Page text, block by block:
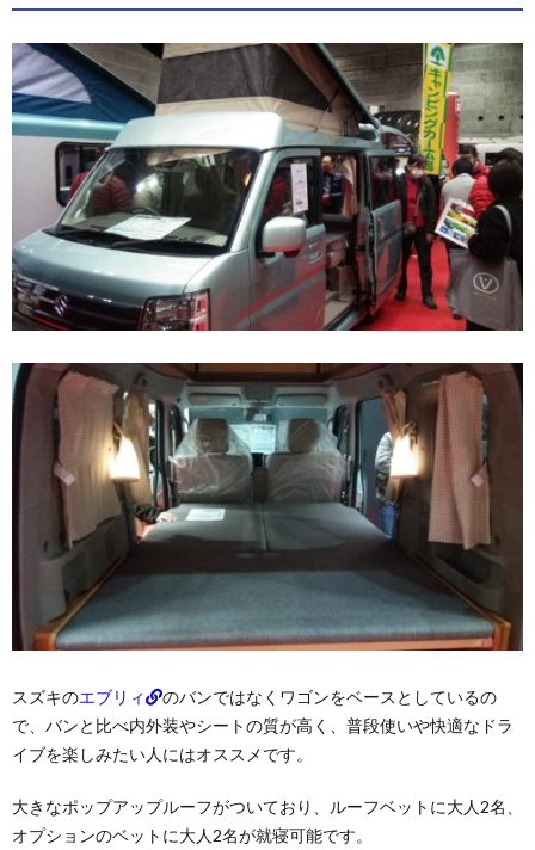
スズキのエブリィ
のバンではなくワゴンをベースとしているの
で、バンと比べ内外装やシートの質が高く、普段使いや快適なドラ
イブを楽しみたい人にはオススメです。
大きなポップアップルーフがついており、ルーフベットに大人2名、
オプションのベットに大人2名が就寝可能です。